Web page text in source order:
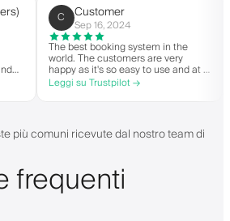
and
C Customer
Sep 16, 2024
The best booking system in the
world. The customers are very
happy as it's so easy to use and at a
great price. Plus, you get your own
personalised app, which is good for
people offering a great booking
system.
Leggi su Trustpilot →
più comuni ricevute dal nostro team di
frequenti